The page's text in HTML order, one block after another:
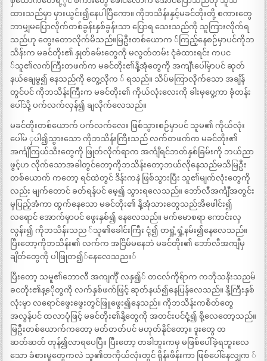
ထားသည်မှာ မှားယွင်း၍နေပါပြီကော။ ကိုဘသိန်းနှင့်မခင်တိုးတို့ စကားတွေ
ဘာမျှမပြောလိုက်တစ်ခွန်းနှစ်ခွန်းသာ ပြောရ သေးသည်ကို သူကြားလိုက်ရ
သည်ဟု တွေးတောလိုက်မိသည်။မြဦးတစ်ယောက ်ကြည့်နေစဉ်မှာပင်ကိုဘ
သိန်းက မခင်တိုး၏ နှုတ်ခမ်းတွေကို မလွတ်တမ်း ငုံခဲထားရင်း ကပင
်သူ၏လက်ကြီးတဖက်က မခင်တိုး၏နို့အုံတွေကို အကျီၤပေါ်မှာပင် ဆုတ်
နယ်ချေမွ၍ နေသည်ကို တွေ့လိုက ် ရသည်။ သိပ်မကြာလိုက်သော အချိန်
တွင်ပင် ကိုဘသိန်းကြီးက မခင်တိုး၏ ကိုယ်လုံးလေးကို ခါးမှပွေ့ကာ ခုံတန်း
ပေါ်သို့ ပက်လက်လှန်၍ ချလိုက်လေသည်။
မခင်တိုးတစ်ယောက် ပက်လက်လေး ဖြစ်သွားစဉ်မှာပင် သူမ၏ ကိုယ်လုံး
ပေါ်မ ှပါ၍သွားသော ကိုဘသိန်းကြီးသည် လက်တဖက်က မခင်တိုး၏
အင်္ကျီကြယ်သီးတွေကို ဖြုတ်လိုက်ရာက အင်္ကျီရင်ဘတ်နှစ်ခြမ်းကို ဘယ်ညာ
ဖွင့်ဟ လိုက်သောအခါတွင်တော့ကိုဘသိန်းတော့ဘယ်လိုနေသည်မသိမြဦး
တစ်ယောက် ကတော့ ရင်ထဲတွင် ဒိန်းကနဲ ဖြစ်သွားပြီး သူ၏မျက်လုံးတွေကို
လည်း မျက်တောင် ခတ်ရန်ပင် မေ့၍ သွားရလေသည်။ ဘော်လီအင်္ကျီအတွင်း
မှပြည့်အံကာ ထွက်နေသော မခင်တိုး၏ နို့အုံသားတွေသည်အိဖေါင်း၍
လရောင် အောက်မှာပင် ဖွေးနှစ်၍ နေလေသည်။ မက်မောစရာ ကောင်းလှ
လွန်း၍ ကိုဘသိန်းသည ်သူ၏ခေါင်းကြီး ငုံ့၍ တရှုံ့ရှုံ့နမ်း၍နေလေသည်။
ပြီးတော့ကိုဘသိန်း၏ လက်က အငြိမ်မနေဘဲ မခင်တိုး၏ ဘော်လီအကျီမှ
ချိတ်တွေကို ပါဖြုတ၍်နေလေသည။်
ပြီးတော့ သမူ၏ဘောလ်ီ အကျင်္ကီု လနှ၍် တငလ်ကိုရ်ာက ကဘိုသနိးသညမ်
ခငတိုး၏န့ေိုတွကို လက်နှစ်ဖက်ဖြင့် ဆုတ်နယ်၍နေပြန်လေသည်။ နို့ကြီးနှစ်
လုံးမှာ လရောင်ဖွေးဖွေးတွင်ဖြူဖွေး၍နေသည်။ ကိုဘသိန်းကစိတ်တွေ
အလွန်ပင် ထလာပုံဖြင့် မခင်တိုး၏နို့တွေကို အတင်းပင်ငုံ့၍ စို့လေတော့သည်။
မြဦးတစ်ယောက်ကတော့ မတ်တတ်ပင် မဟုတ်နိုင်တော့။ ဒူးတွေ တ
ဆတ်ဆတ် တုန်၍လာရပေပြီ။ ပြီးတော့ တခါဘူးကမှ မဖြစ်ပေါ်ခဲ့ရဘူးလေ
သော ခံစားမှုတွေကလဲ သူ၏တကိုယ်လုံးတွင် ရှိန်းဖိန်းကာ ဖြစ်ပေါ်နေလျှက ်